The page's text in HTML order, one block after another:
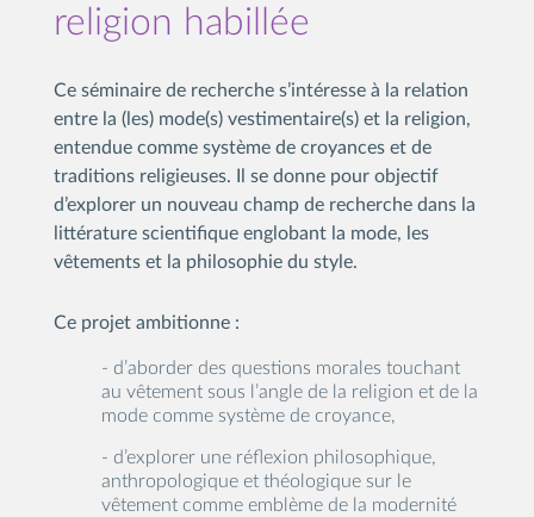
religion habillée
Ce séminaire de recherche s’intéresse à la relation
entre la (les) mode(s) vestimentaire(s) et la religion,
entendue comme système de croyances et de
traditions religieuses. Il se donne pour objectif
d’explorer un nouveau champ de recherche dans la
littérature scientifique englobant la mode, les
vêtements et la philosophie du style.
Ce projet ambitionne :
- d’aborder des questions morales touchant
au vêtement sous l’angle de la religion et de la
mode comme système de croyance,
- d’explorer une réflexion philosophique,
anthropologique et théologique sur le
vêtement comme emblème de la modernité